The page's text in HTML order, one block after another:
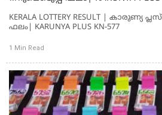
KERALA LOTTERY RESULT | കാരുണ്യ
ഫലം| KARUNYA PLUS KN-577
1 Min Read